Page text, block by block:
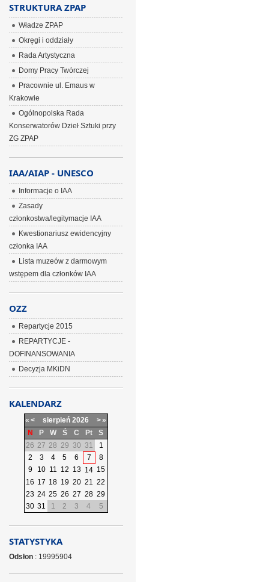
STRUKTURA ZPAP
Władze ZPAP
Okręgi i oddziały
Rada Artystyczna
Domy Pracy Twórczej
Pracownie ul. Emaus w
Krakowie
Ogólnopolska Rada
Konserwatorów Dzieł Sztuki przy
ZG ZPAP
IAA/AIAP - UNESCO
Informacje o IAA
Zasady
członkostwa/legitymacje IAA
Kwestionariusz ewidencyjny
członka IAA
Lista muzeów z darmowym
wstępem dla członków IAA
OZZ
Repartycje 2015
REPARTYCJE -
DOFINANSOWANIA
Decyzja MKiDN
KALENDARZ
« < sierpień 2026 >»
N
P W Ś C Pt
S
26 27 28 29 30 31
1
2
3 4 5 6 7
8
9
10 11 12 13 14 15
16 17 18 19 20 21 22
23 24 25 26 27 28 29
30 31 1 2 3 4 5
STATYSTYKA
Odsłon: 19995904